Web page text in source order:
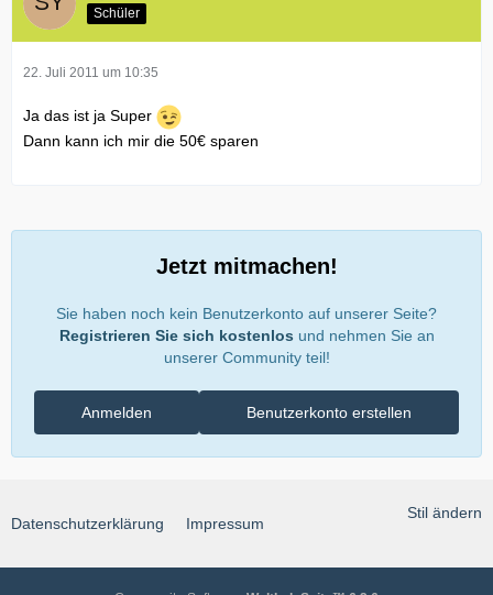
Schüler
22. Juli 2011 um 10:35
Ja das ist ja Super
Dann kann ich mir die 50€ sparen
Jetzt mitmachen!
Sie haben noch kein Benutzerkonto auf unserer Seite?
Registrieren Sie sich kostenlos und nehmen Sie an
unserer Community teil!
Benutzerkonto erstellen
Anmelden
Stil ändern
Datenschutzerklärung Impressum